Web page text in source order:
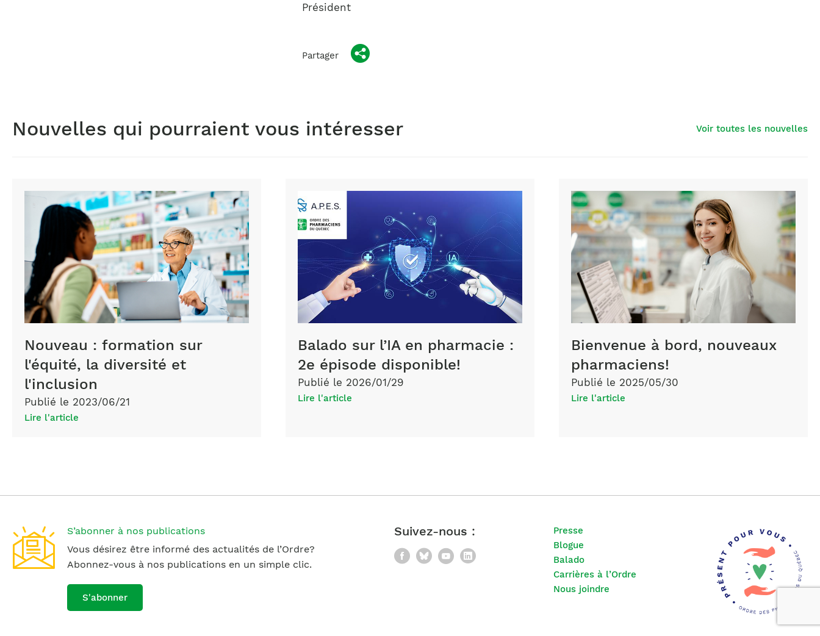
Président
Partager
Nouvelles qui pourraient vous intéresser Voir toutes les nouvelles
Nouveau : formation sur
l'équité, la diversité et
l'inclusion
Publié le 2023/06/21
Lire l'article
Balado sur l’IA en pharmacie :
2e épisode disponible!
Publié le 2026/01/29
Lire l'article
Bienvenue à bord, nouveaux
pharmaciens!
Publié le 2025/05/30
Lire l'article
S’abonner à nos publications
Vous désirez être informé des actualités de l’Ordre?
Abonnez-vous à nos publications en un simple clic.
S'abonner
Suivez-nous :
Facebook
BlueskyYouTube
LinkedIn
Presse
Blogue
Balado
Carrières à l’Ordre
Nous joindre